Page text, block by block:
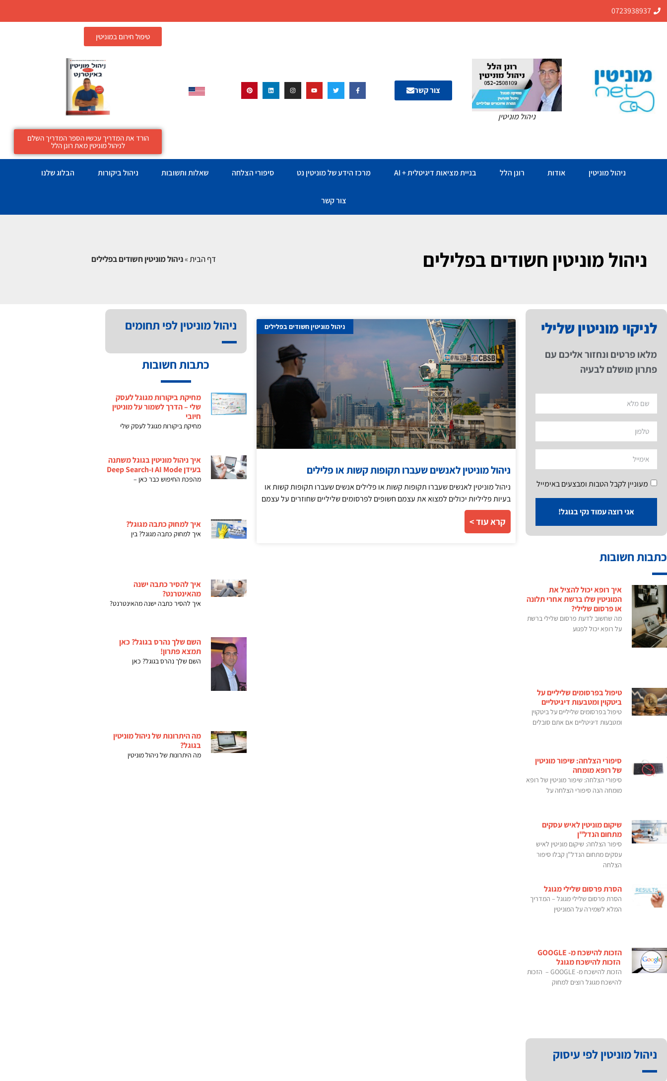
0723938937
ניהול מוניטין
צור קשר
טיפול חירום במוניטין
הורד את המדריך עכשיו הספר המדריך השלם
לניהול מוניטין מאת רונן הלל
ניהול מוניטין אודות רונן הלל בניית מציאות דיגיטלית + AI מרכז הידע של מוניטין נט סיפורי הצלחה שאלות ותשובות ניהול ביקורות הבלוג שלנו
צור קשר
ניהול מוניטין חשודים בפלילים דף הבית»ניהול מוניטין חשודים בפלילים
לניקוי מוניטין שלילי
מלאו פרטים ונחזור אליכם עם
פתרון מושלם לבעיה
מעוניין לקבל הטבות ומבצעים באימייל
אני רוצה עמוד נקי בגוגל!
כתבות חשובות
איך רופא יכול להציל את
המוניטין שלו ברשת אחרי תלונה
או פרסום שלילי?
מה שחשוב לדעת פרסום שלילי ברשת
על רופא יכול לפגוע
טיפול בפרסומים שליליים על
ביטקוין ומטבעות דיגיטליים
טיפול בפרסומים שליליים על ביטקוין
ומטבעות דיגיטליים אם אתם סובלים
סיפורי הצלחה: שיפור מוניטין
של רופא מומחה
סיפורי הצלחה: שיפור מוניטין של רופא
מומחה הנה סיפורי הצלחה על
שיקום מוניטין לאיש עסקים
מתחום הנדל"ן
סיפור הצלחה: שיקום מוניטין לאיש
עסקים מתחום הנדל"ן קבלו סיפור
הצלחה
הסרת פרסום שלילי מגוגל
הסרת פרסום שלילי מגוגל – המדריך
המלא לשמירה על המוניטין
הזכות להישכח מ- GOOGLE
הזכות להישכח מגוגל
הזכות להישכח מ- GOOGLE – הזכות
להישכח מגוגל רוצים למחוק
ניהול מוניטין לפי עיסוק
ניהול מוניטין חשודים בפלילים
ניהול מוניטין לאנשים שעברו תקופות קשות או פלילים
ניהול מוניטין לאנשים שעברו תקופות קשות או פלילים אנשים שעברו תקופות קשות או
בעיות פליליות יכולים למצוא את עצמם חשופים לפרסומים שליליים שחוזרים על עצמם
קרא עוד >
ניהול מוניטין לפי תחומים
כתבות חשובות
מחיקת ביקורות מגוגל לעסק
שלי – הדרך לשמור על מוניטין
חיובי
מחיקת ביקורות מגוגל לעסק שלי
איך ניהול מוניטין בגוגל משתנה
בעידן AI Mode ו-Deep Search
מהפכת החיפוש כבר כאן –
איך למחוק כתבה מגוגל?
איך למחוק כתבה מגוגל? בין
איך להסיר כתבה ישנה
מהאינטרנט?
איך להסיר כתבה ישנה מהאינטרנט?
השם שלך נהרס בגוגל? כאן
תמצא פתרון!
השם שלך נהרס בגוגל? כאן
מה היתרונות של ניהול מוניטין
בגוגל?
מה היתרונות של ניהול מוניטין